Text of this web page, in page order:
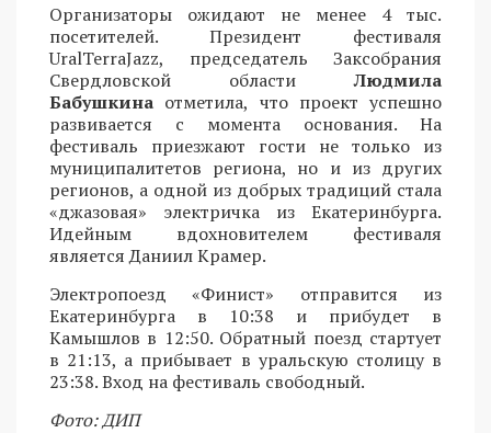
Организаторы ожидают не менее 4 тыс.
посетителей. Президент фестиваля
UralTerraJazz, председатель Заксобрания
Свердловской областиЛюдмила
Бабушкина отметила, что проект успешно
развивается с момента основания. На
фестиваль приезжают гости не только из
муниципалитетов региона, но и из других
регионов, а одной из добрых традиций стала
«джазовая» электричка из Екатеринбурга.
Идейным вдохновителем фестиваля
является Даниил Крамер.
Электропоезд «Финист» отправится из
Екатеринбурга в 10:38 и прибудет в
Камышлов в 12:50. Обратный поезд стартует
в 21:13, а прибывает в уральскую столицу в
23:38. Вход на фестиваль свободный.
Фото: ДИП